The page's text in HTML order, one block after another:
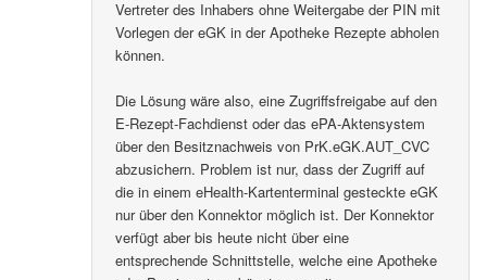
Vertreter des Inhabers ohne Weitergabe der PIN mit
Vorlegen der eGK in der Apotheke Rezepte abholen
können.
Die Lösung wäre also, eine Zugriffsfreigabe auf den
E-Rezept-Fachdienst oder das ePA-Aktensystem
über den Besitznachweis von PrK.eGK.AUT_CVC
abzusichern. Problem ist nur, dass der Zugriff auf
die in einem eHealth-Kartenterminal gesteckte eGK
nur über den Konnektor möglich ist. Der Konnektor
verfügt aber bis heute nicht über eine
entsprechende Schnittstelle, welche eine Apotheke